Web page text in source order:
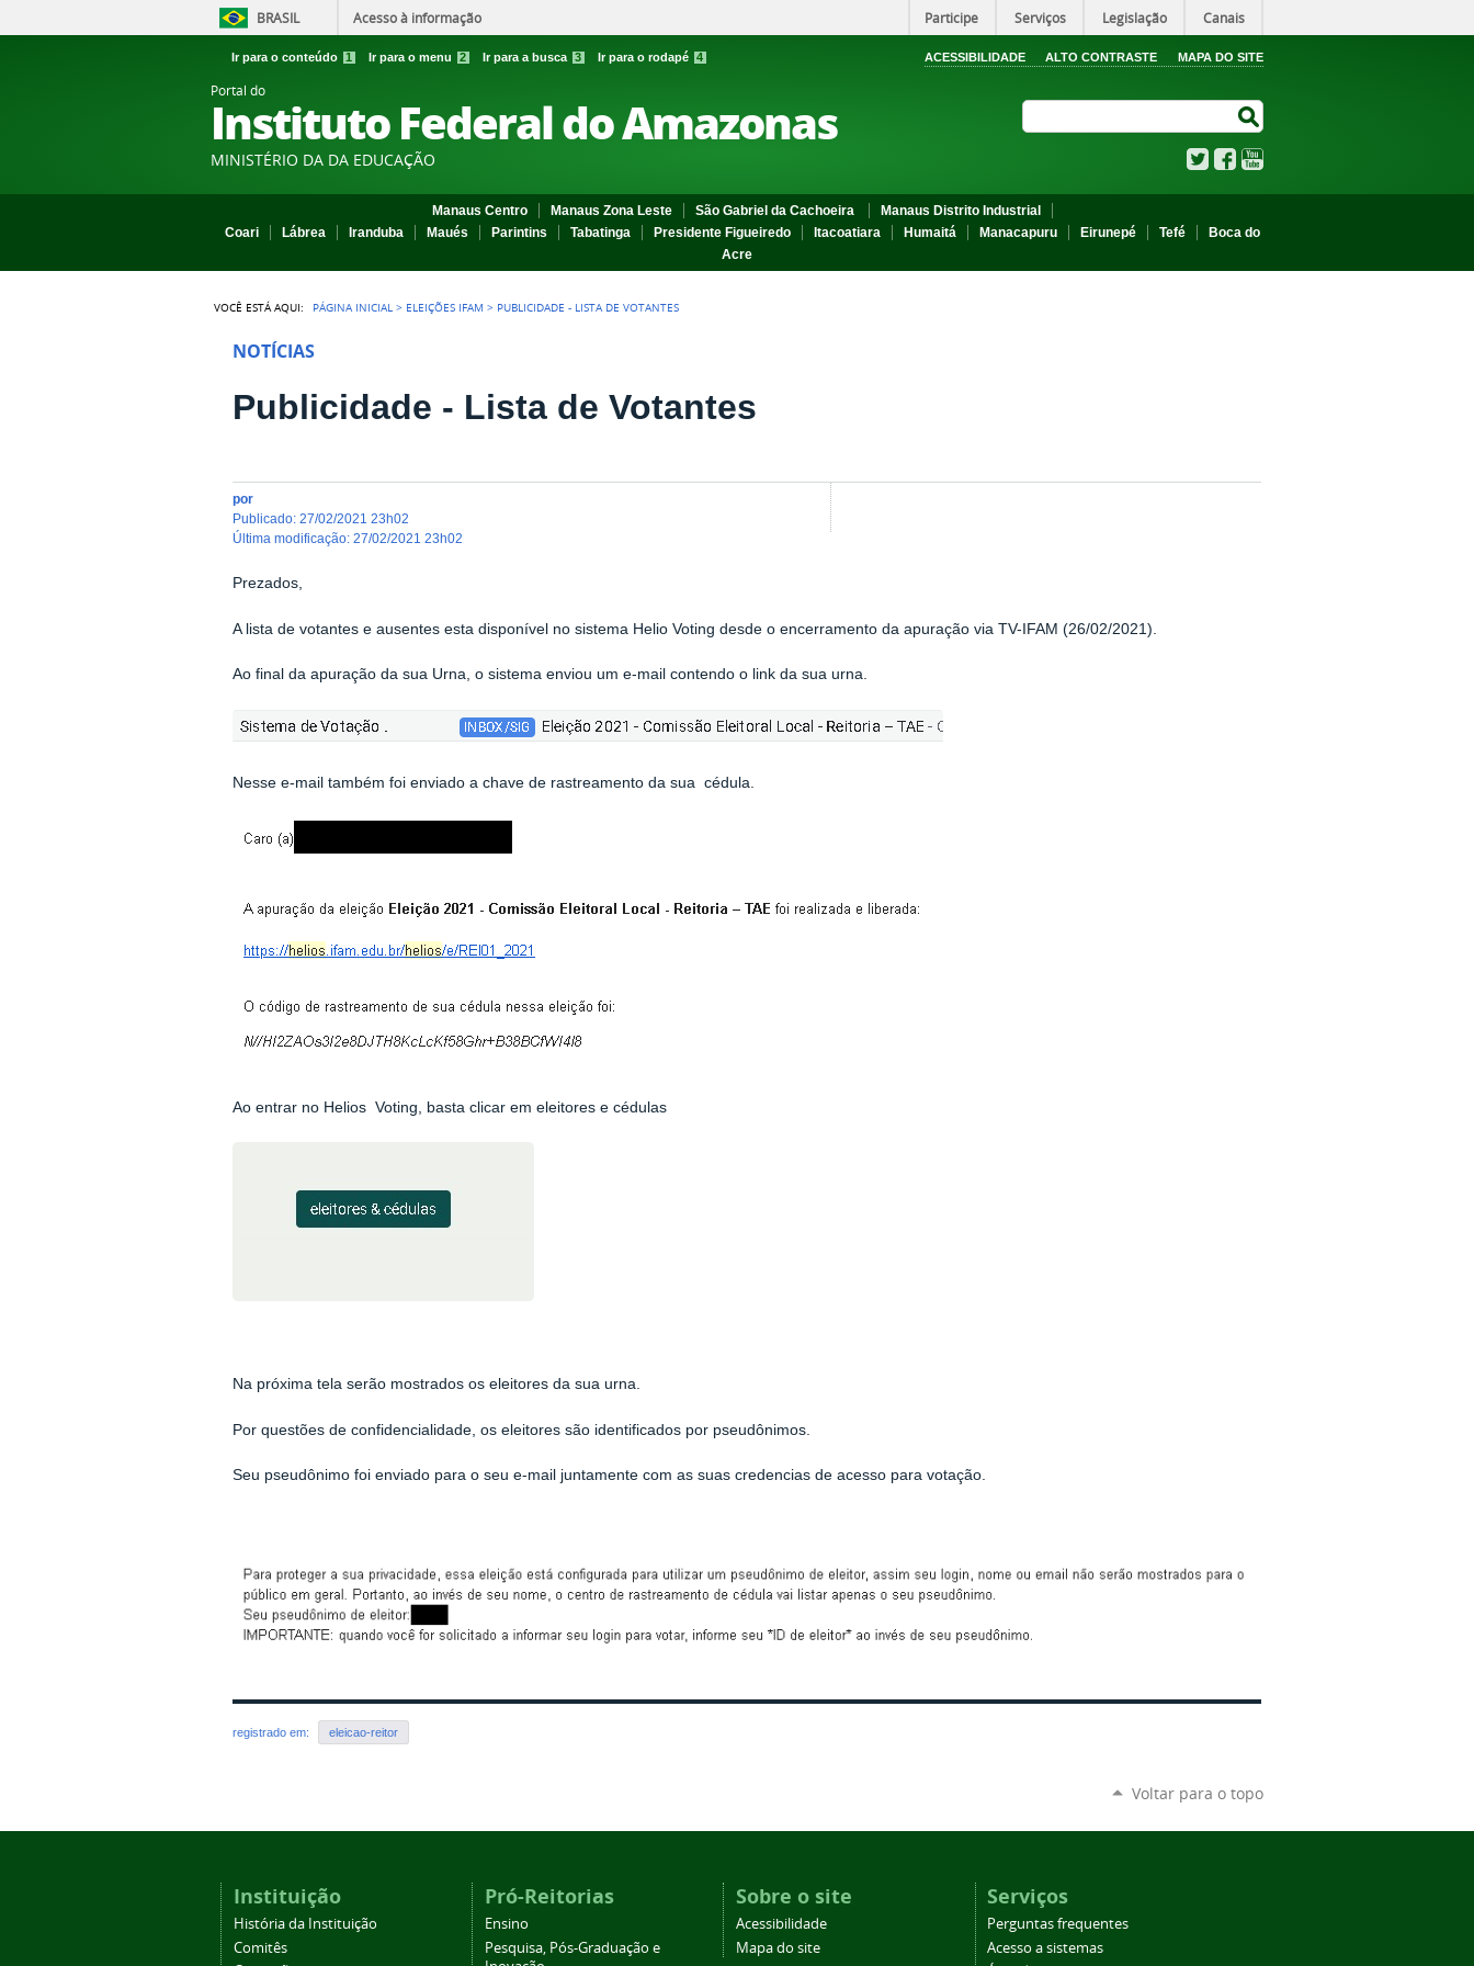
BRASIL Acesso à informação Participe Serviços Legislação Canais
Ir para o conteúdo 1 Ir para o menu 2 Ir para a busca 3 Ir para o rodapé 4 ACESSIBILIDADE ALTO CONTRASTE MAPA DO SITE
Portal do
Instituto Federal do Amazonas
MINISTÉRIO DA DA EDUCAÇÃO TwitterFacebook
Manaus Centro Manaus Zona Leste São Gabriel da Cachoeira
Manaus Distrito Industrial
Coari
Lábrea Iranduba Maués Parintins Tabatinga Presidente Figueiredo Itacoatiara Humaitá Manacapuru Eirunepé Tefé
Boca do
Acre
VOCÊ ESTÁ AQUI: PÁGINA INICIAL > ELEIÇÕES IFAM > PUBLICIDADE - LISTA DE VOTANTES
NOTÍCIAS
Publicidade - Lista de Votantes
por
publicado: 27/02/2021 23h02
última modificação: 27/02/2021 23h02
Prezados,
A lista de votantes e ausentes esta disponível no sistema Helio Voting desde o encerramento da apuração via TV-IFAM (26/02/2021).
Ao final da apuração da sua Urna, o sistema enviou um e-mail contendo o link da sua urna.
Nesse e-mail também foi enviado a chave de rastreamento da sua cédula.
Ao entrar no Helios Voting, basta clicar em eleitores e cédulas
Na próxima tela serão mostrados os eleitores da sua urna.
Por questões de confidencialidade, os eleitores são identificados por pseudônimos.
Seu pseudônimo foi enviado para o seu e-mail juntamente com as suas credencias de acesso para votação.
registrado em: eleicao-reitor
Voltar para o topo
Instituição
História da Instituição
Comitês
Pró-Reitorias
Ensino
Pesquisa, Pós-Graduação e
Sobre o site
Acessibilidade
Mapa do site
Serviços
Perguntas frequentes
Acesso a sistemas